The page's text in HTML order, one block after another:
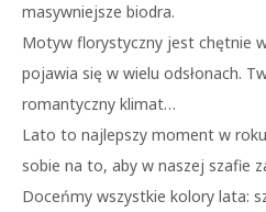
masywniejsze biodra.
Motyw florystyczny jest chętnie
pojawia się w wielu odsłonach.
romantyczny klimat…
Lato to najlepszy moment w
sobie na to, aby w naszej szafie
Doceńmy wszystkie kolory lata: